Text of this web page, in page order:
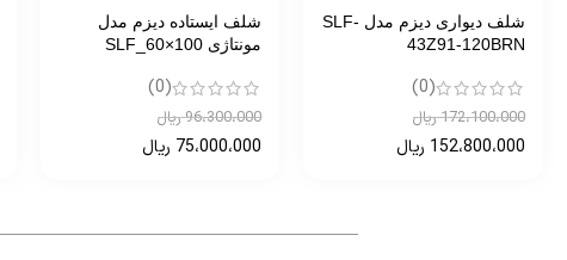
شلف ایستاده دیزم مدل
مونتاژی SLF_80×180
(0)
139،400،000 ریال
120،000،000 ریال
شلف ایستاده دیزم مدل
مونتاژی SLF_100×180
(0)
154،000،000 ریال
134،000،000ریال